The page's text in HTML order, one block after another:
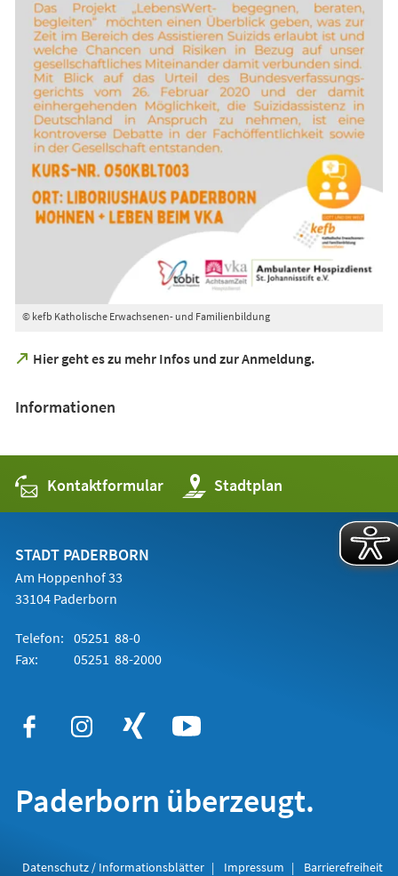
© kefb Katholische Erwachsenen- und Familienbildung
Hier geht es zu mehr Infos und zur Anmeldung.
(Öffnet
neuen
Informationen
Kontaktformular Stadtplan
(Öffnet
in
einem
STADT PADERBORN
Am Hoppenhof 33
33104 Paderborn
Telefon: 05251 88-0
Fax:
05251 88-2000
Paderborn überzeugt.
Datenschutz / Informationsblätter Impressum
Barrierefreiheit